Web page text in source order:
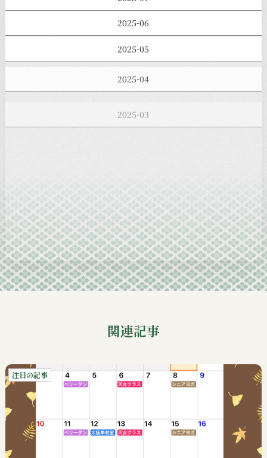
2025-06
2025-05
2024-11
2024-10
2024-09
関連記事
注目の記事